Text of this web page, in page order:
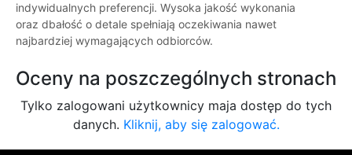
indywidualnych preferencji. Wysoka jakość wykonania
oraz dbałość o detale spełniają oczekiwania nawet
najbardziej wymagających odbiorców.
Oceny na poszczególnych stronach
Tylko zalogowani użytkownicy maja dostęp do tych
danych. Kliknij, aby się zalogować.